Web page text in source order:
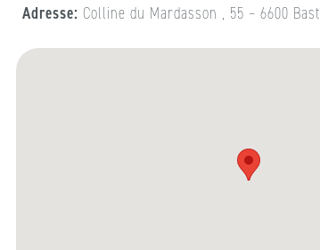
Adresse Colline du Mardasson , 55 – 6600